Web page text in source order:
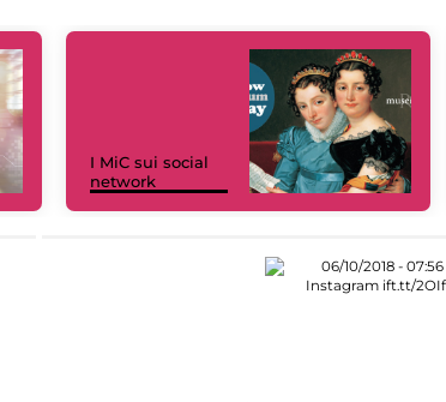
I MiC sui social
network